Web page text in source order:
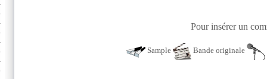
Pour insérer un
Sample Bande originale